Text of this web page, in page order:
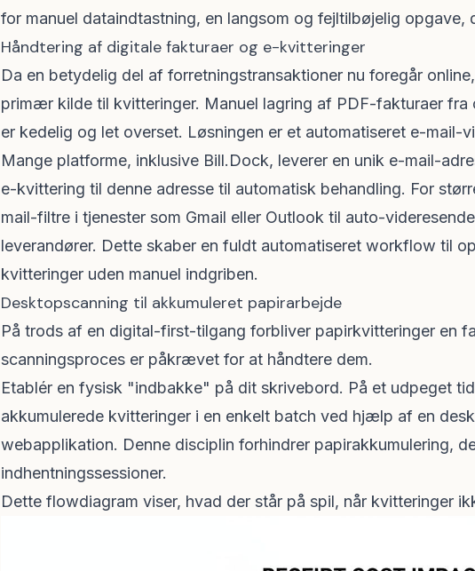
for manuel dataindtastning, en langsom og fejltilbøjelig opgave,
Håndtering af digitale fakturaer og e-kvitteringer
Da en betydelig del af forretningstransaktioner nu foregår
primær kilde til kvitteringer. Manuel lagring af PDF-fakturaer fra
er kedelig og let overset. Løsningen er et automatiseret e-mail-
Mange platforme, inklusive Bill.Dock, leverer en unik e-mail-
e-kvittering til denne adresse til automatisk behandling. For
mail-filtre i tjenester som Gmail eller Outlook til auto-
leverandører. Dette skaber en fuldt automatiseret workflow til
kvitteringer uden manuel indgriben.
Desktopscanning til akkumuleret papirarbejde
På trods af en digital-first-tilgang forbliver papirkvitteringer en
scanningsproces er påkrævet for at håndtere dem.
Etablér en fysisk "indbakke" på dit skrivebord. På et udpeget
akkumulerede kvitteringer i en enkelt batch ved hjælp af en
webapplikation. Denne disciplin forhindrer papirakkumulering,
indhentningssessioner.
Dette flowdiagram viser, hvad der står på spil, når kvitteringer